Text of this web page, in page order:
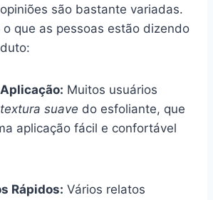
são bastante variadas.
que as pessoas estão dizendo
Muitos usuários
textura suave do esfoliante, que
aplicação fácil e confortável
Rápidos: Vários relatos